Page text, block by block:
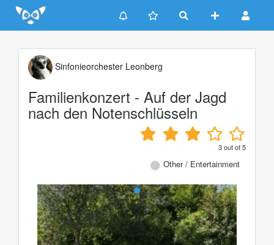
Update cookies preferences
Sinfonieorchester Leonberg
Familienkonzert - Auf der Jagd
nach den Notenschlüsseln
3out of5
Other / Entertainment